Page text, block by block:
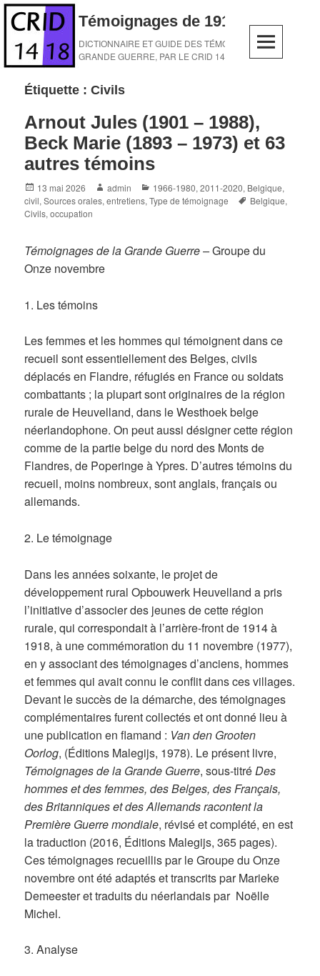
Skip
content
Témoignages de 1914-1918
DICTIONNAIRE ET GUIDE DES TÉMOINS DE LA
GRANDE GUERRE, PAR LE CRID 14-18
Étiquette :Civils
Arnout Jules (1901 – 1988),
Beck Marie (1893 – 1973) et 63
autres témoins
Posted
on
13 mai 2026 Author
admin Categories
1966-1980,2011-2020, Belgique,
civil,Sources orales, entretiens,Type de témoignage Tags
Belgique,
Civils,occupation
Témoignages de la Grande Guerre –Groupe du
Onze novembre
1. Les témoins
Les femmes et les hommes qui témoignent dans ce
recueil sont essentiellement des Belges, civils
déplacés en Flandre, réfugiés en France ou soldats
combattants ; la plupart sont originaires de la région
rurale de Heuvelland, dans le Westhoek belge
néerlandophone. On peut aussi désigner cette région
comme de la partie belge du nord des Monts de
Flandres, de Poperinge à Ypres. D’autres témoins du
recueil, moins nombreux, sont anglais, français ou
allemands.
2. Le témoignage
Dans les années soixante, le projet de
développement rural Opbouwerk Heuvelland a pris
l’initiative d’associer des jeunes de cette région
rurale, qui correspondait à l’arrière-front de 1914 à
1918, à une commémoration du 11 novembre (1977),
en y associant des témoignages d’anciens, hommes
et femmes qui avait connu le conflit dans ces villages.
Devant le succès de la démarche, des témoignages
complémentaires furent collectés et ont donné lieu à
une publication en flamand : Van den Grooten
Oorlog, (Éditions Malegijs, 1978). Le présent livre,
Témoignages de la Grande Guerre, sous-titré Des
hommes et des femmes, des Belges, des Français,
des Britanniques et des Allemands racontent la
Première Guerre mondiale, révisé et complété, en est
la traduction (2016, Éditions Malegijs, 365 pages).
Ces témoignages recueillis par le Groupe du Onze
novembre ont été adaptés et transcrits par Marieke
Demeester et traduits du néerlandais par Noëlle
Michel.
3. Analyse